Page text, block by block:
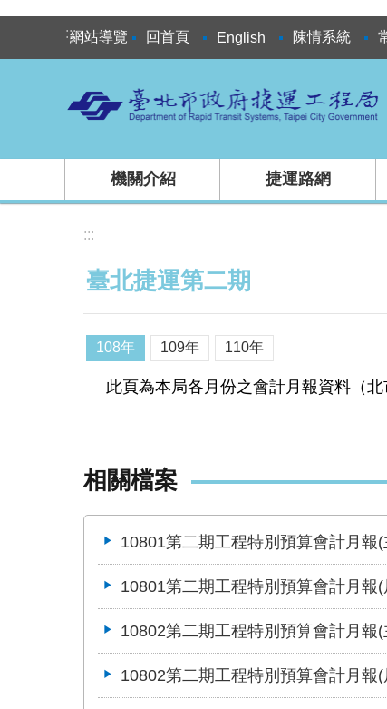
跳到主要內容區塊
:::網站導覽 回首頁 English 陳情系統
機關介紹 捷運路網
:::
臺北捷運第二期
108年 109年 110年
此頁為本局各月份之會計月報資料（
相關檔案
10801第二期工程特別預算會計月報(
10801第二期工程特別預算會計月報(
10802第二期工程特別預算會計月報(
10802第二期工程特別預算會計月報(